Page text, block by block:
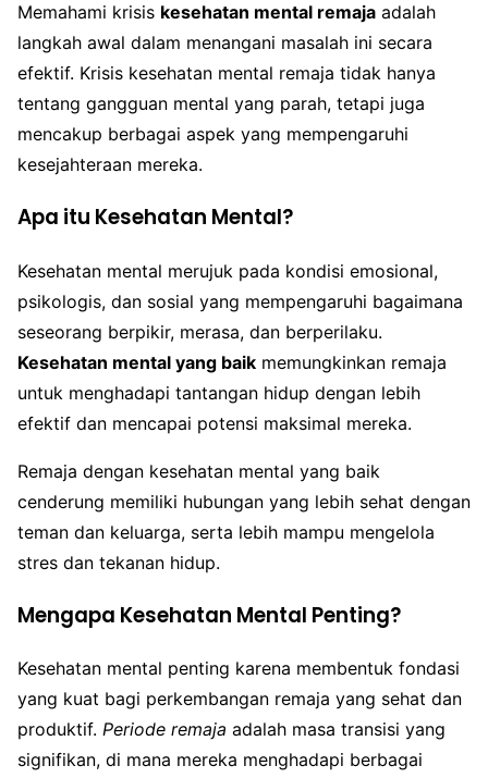
Memahami krisis kesehatan mental remaja adalah
langkah awal dalam menangani masalah ini secara
efektif. Krisis kesehatan mental remaja tidak hanya
tentang gangguan mental yang parah, tetapi juga
mencakup berbagai aspek yang mempengaruhi
kesejahteraan mereka.
Apa itu Kesehatan Mental?
Kesehatan mental merujuk pada kondisi emosional,
psikologis, dan sosial yang mempengaruhi bagaimana
seseorang berpikir, merasa, dan berperilaku.
Kesehatan mental yang baik memungkinkan remaja
untuk menghadapi tantangan hidup dengan lebih
efektif dan mencapai potensi maksimal mereka.
Remaja dengan kesehatan mental yang baik
cenderung memiliki hubungan yang lebih sehat dengan
teman dan keluarga, serta lebih mampu mengelola
stres dan tekanan hidup.
Mengapa Kesehatan Mental Penting?
Kesehatan mental penting karena membentuk fondasi
yang kuat bagi perkembangan remaja yang sehat dan
produktif. Periode remaja adalah masa transisi yang
signifikan, di mana mereka menghadapi berbagai